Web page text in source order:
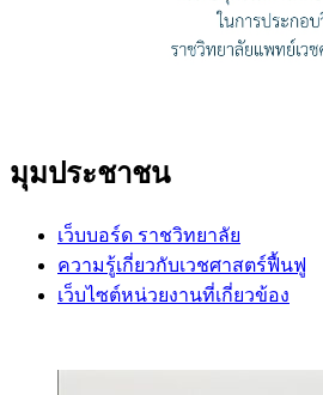
มุมประชาชน
เว็บบอร์ด ราชวิทยาลัย
ความรู้เกี่ยวกับเวชศาสตร์ฟื้นฟู
เว็บไซต์หน่วยงานที่เกี่ยวข้อง